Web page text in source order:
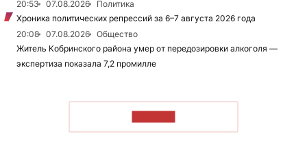
20:53
07.08.2026
Политика
Хроника политических репрессий за 6–7 августа 2026 года
20:08
07.08.2026
Общество
Житель Кобринского района умер от передозировки алкоголя —
экспертиза показала 7,2 промилле